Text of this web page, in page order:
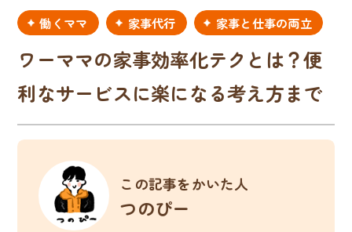
働くママ
家事代行 家事と仕事の両立
ワーママの家事効率化テクとは？便
利なサービスに楽になる考え方まで
この記事をかいた人
つのぴー